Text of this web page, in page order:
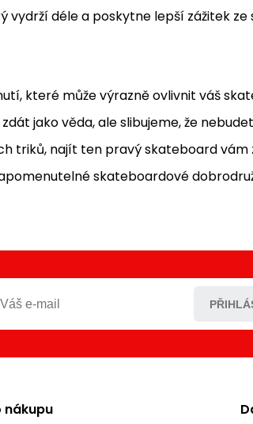
déle a poskytne lepší zážitek ze
které může výrazně ovlivnit váš
jako věda, ale slibujeme, že
triků, najít ten pravý skateboard
skateboardové
nákupu